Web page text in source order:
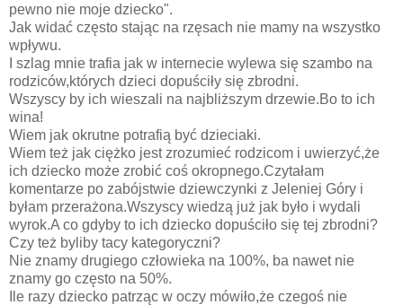
pewno nie moje dziecko".
Jak widać często stając na rzęsach nie mamy na wszystko
wpływu.
I szlag mnie trafia jak w internecie wylewa się szambo na
rodziców,których dzieci dopuściły się zbrodni.
Wszyscy by ich wieszali na najbliższym drzewie.Bo to ich
wina!
Wiem jak okrutne potrafią być dzieciaki.
Wiem też jak ciężko jest zrozumieć rodzicom i uwierzyć,że
ich dziecko może zrobić coś okropnego.Czytałam
komentarze po zabójstwie dziewczynki z Jeleniej Góry i
byłam przerażona.Wszyscy wiedzą już jak było i wydali
wyrok.A co gdyby to ich dziecko dopuściło się tej zbrodni?
Czy też byliby tacy kategoryczni?
Nie znamy drugiego człowieka na 100%, ba nawet nie
znamy go często na 50%.
Ile razy dziecko patrząc w oczy mówiło,że czegoś nie